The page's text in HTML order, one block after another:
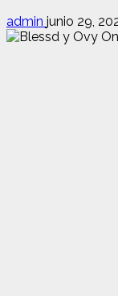
admin junio 29,